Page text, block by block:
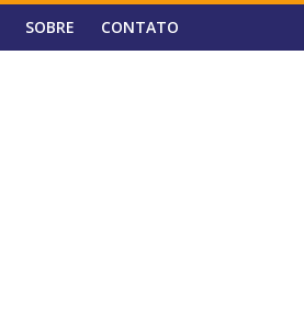
CONTATO
SOBRE